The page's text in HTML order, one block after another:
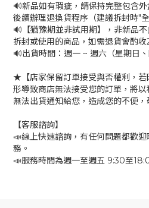
🔊新品如有瑕疵，請保持完整包含
後續辦理退換貨程序（建議拆封時"
🔊【猶豫期並非試用期】，非新品
拆封或使用的商品，如需退貨會酌
🔊出貨時間：週一 ~ 週六（星期日、
★【店家保留訂單接受與否權利，
形導致商店無法接受您的訂單，將以
無法出貨通知給您，造成您的不便
【客服諮詢】
📣線上快速諮詢，有任何問題都歡
務。
📣服務時間為週一至週五 9:30至